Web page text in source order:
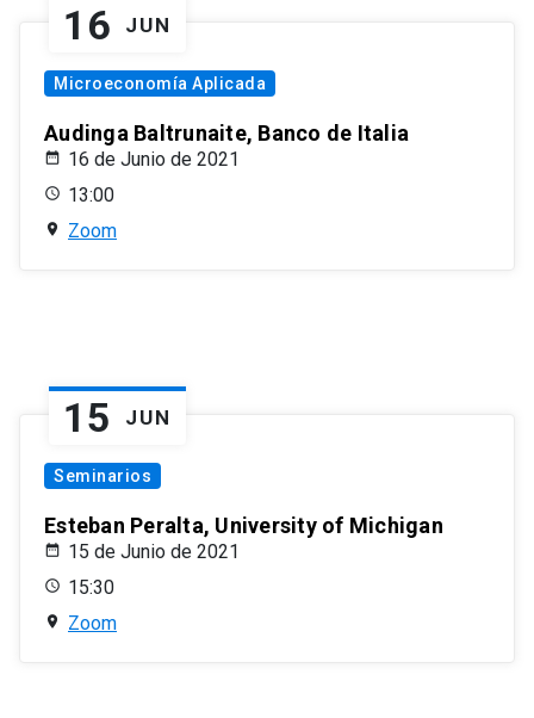
16 JUN
Microeconomía Aplicada
Audinga Baltrunaite, Banco de Italia
16 de Junio de 2021
13:00
Zoom
15 JUN
Seminarios
Esteban Peralta, University of Michigan
15 de Junio de 2021
15:30
Zoom